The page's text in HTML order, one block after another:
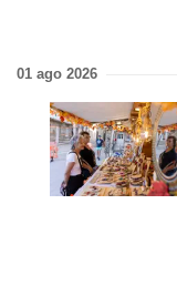
01 ago 2026